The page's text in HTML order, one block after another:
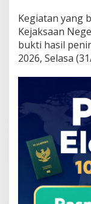
Kegiatan yang
Kejaksaan
bukti hasil
2026, Selasa